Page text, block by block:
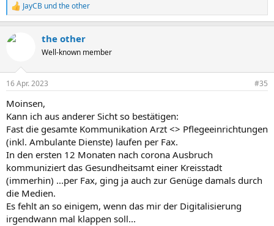
R
e
k
e
:
JayCB undthe other
the other
Well-known member
16 Apr. 2023 #35
Moinsen,
Kann ich aus anderer Sicht so bestätigen:
Fast die gesamte Kommunikation Arzt <> Pflegeeinrichtungen
(inkl. Ambulante Dienste) laufen per Fax.
In den ersten 12 Monaten nach corona Ausbruch
kommuniziert das Gesundheitsamt einer Kreisstadt
(immerhin) ...per Fax, ging ja auch zur Genüge damals durch
die Medien.
Es fehlt an so einigem, wenn das mir der Digitalisierung
irgendwann mal klappen soll...